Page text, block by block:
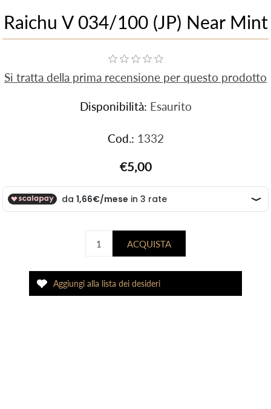
Raichu V 034/100 (JP) Near Mint
Si tratta della prima recensione per questo prodotto
Disponibilità: Esaurito
Cod.: 1332
€5,00